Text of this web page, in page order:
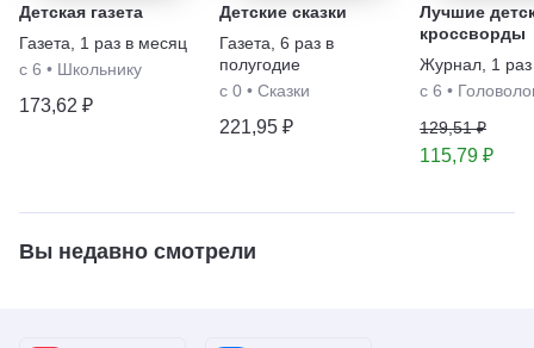
Детская газета
Газета
1 раз в месяц
с 6 • Школьнику
173,62 ₽
Детские сказки
Газета 6 раз в
полугодие
с 0 • Сказки
221,95 ₽
Лучшие
кроссворды
Журнал 1
с 6 •
129,51 ₽
115,79 ₽
Вы недавно смотрели